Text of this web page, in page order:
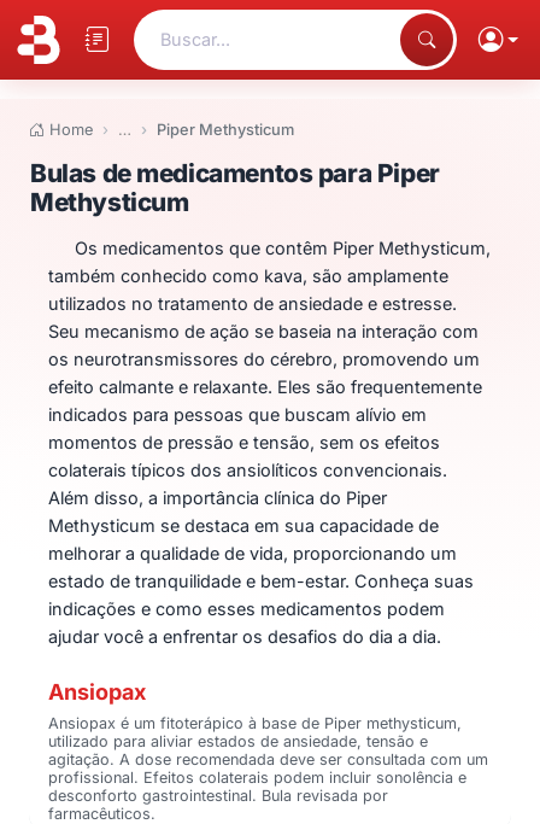
Buscar...
Home … Piper Methysticum
Bulas de medicamentos para
Bulas de medicamentos para Piper
Methysticum
Os medicamentos que contêm Piper Methysticum,
também conhecido como kava, são amplamente
utilizados no tratamento de ansiedade e estresse.
Seu mecanismo de ação se baseia na interação com
os neurotransmissores do cérebro, promovendo um
efeito calmante e relaxante. Eles são frequentemente
indicados para pessoas que buscam alívio em
momentos de pressão e tensão, sem os efeitos
colaterais típicos dos ansiolíticos convencionais.
Além disso, a importância clínica do Piper
Methysticum se destaca em sua capacidade de
melhorar a qualidade de vida, proporcionando um
estado de tranquilidade e bem-estar. Conheça suas
indicações e como esses medicamentos podem
ajudar você a enfrentar os desafios do dia a dia.
Ansiopax
Ansiopax é um fitoterápico à base de Piper methysticum,
utilizado para aliviar estados de ansiedade, tensão e
agitação. A dose recomendada deve ser consultada com um
profissional. Efeitos colaterais podem incluir sonolência e
desconforto gastrointestinal. Bula revisada por
farmacêuticos.